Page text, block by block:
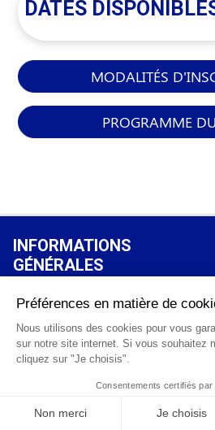
DATES
MODALITÉS
PROGRAMME
INFORMATIONS
GÉNÉRALES
FAQ
CGV
Mentions légales
Contact